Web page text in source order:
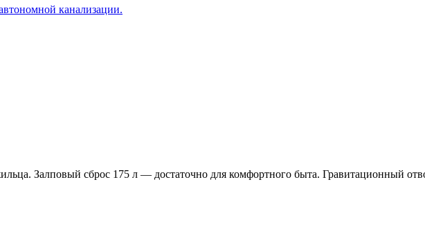
канализации.
Залповый сброс 175 л — достаточно для комфортного быта. Гравитационный